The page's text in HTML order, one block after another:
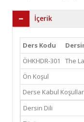
İçerik
Ders Kodu
ÖHKHDR-301
The
Ön Koşul
Derse Kabul
Dersin Dili